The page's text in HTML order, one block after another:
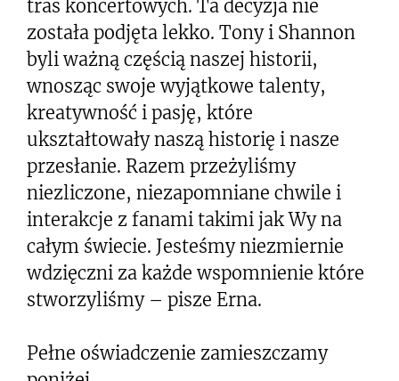
tras koncertowych. Ta decyzja nie
została podjęta lekko. Tony i Shannon
byli ważną częścią naszej historii,
wnosząc swoje wyjątkowe talenty,
kreatywność i pasję, które
ukształtowały naszą historię i nasze
przesłanie. Razem przeżyliśmy
niezliczone, niezapomniane chwile i
interakcje z fanami takimi jak Wy na
całym świecie. Jesteśmy niezmiernie
wdzięczni za każde wspomnienie które
stworzyliśmy – pisze Erna.
Pełne oświadczenie zamieszczamy